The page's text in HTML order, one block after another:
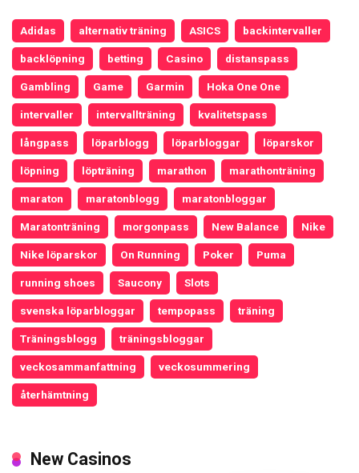
Adidas alternativ träning ASICS backintervaller
backlöpning betting Casino distanspass
Gambling Game Garmin Hoka One One
intervaller intervallträning kvalitetspass
långpass löparblogg löparbloggar löparskor
löpning löpträning marathon marathonträning
maraton maratonblogg maratonbloggar
Maratonträning morgonpass New Balance Nike
Nike löparskor On Running Poker Puma
running shoes Saucony Slots
svenska löparbloggar tempopass träning
Träningsblogg träningsbloggar
veckosammanfattning veckosummering
återhämtning
New Casinos